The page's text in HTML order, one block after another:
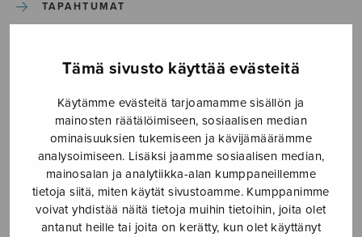
Tämä sivusto käyttää evästeitä
Käytämme evästeitä tarjoamamme sisällön ja
mainosten räätälöimiseen, sosiaalisen median
ominaisuuksien tukemiseen ja kävijämäärämme
analysoimiseen. Lisäksi jaamme sosiaalisen median,
mainosalan ja analytiikka-alan kumppaneillemme
tietoja siitä, miten käytät sivustoamme. Kumppanimme
voivat yhdistää näitä tietoja muihin tietoihin, joita olet
antanut heille tai joita on kerätty, kun olet käyttänyt
TAPAHTUMAT
Etusivu › Media › By the light of the moon
By the light of the moon
16.5.2019